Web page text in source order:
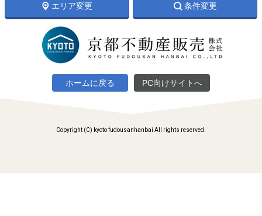
エリア変更 条件変更
ホームに戻る PC向けサイトへ
Copyright (C) kyoto fudousanhanbai All rights reserved.